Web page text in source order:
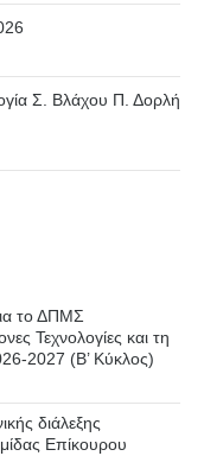
Σ. Βλάχου Π. Δορλή
το ΔΠΜΣ
Τεχνολογίες και τη
2027 (B’ Kύκλος)
διάλεξης
Επίκουρου